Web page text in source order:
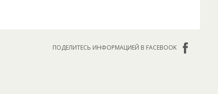
ПОДЕЛИТЕСЬ ИНФОРМАЦИЕЙ В FACEBOOK